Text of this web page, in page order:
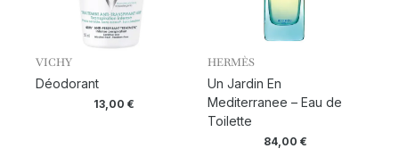
VICHY
Déodorant
13,00 €
HERMÈS
Un Jardin En
Mediterranee – Eau de
Toilette
84,00 €